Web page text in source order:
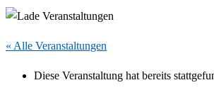
« Alle Veranstaltungen
Diese Veranstaltung hat bereits